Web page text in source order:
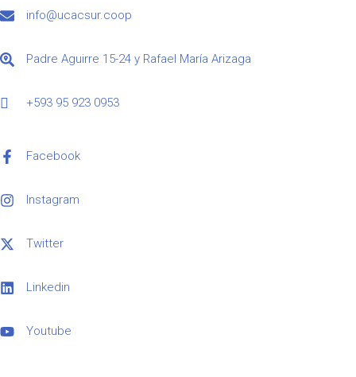
info@ucacsur.coop
Padre Aguirre 15-24 y Rafael María Arizaga
+593 95 923 0953
Facebook
Instagram
Twitter
Linkedin
Youtube